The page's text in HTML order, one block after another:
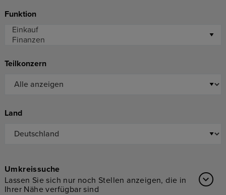
Funktion
Teilkonzern
Land
Umkreissuche
Lassen Sie sich nur noch Stellen anzeigen, die in
Ihrer Nähe verfügbar sind